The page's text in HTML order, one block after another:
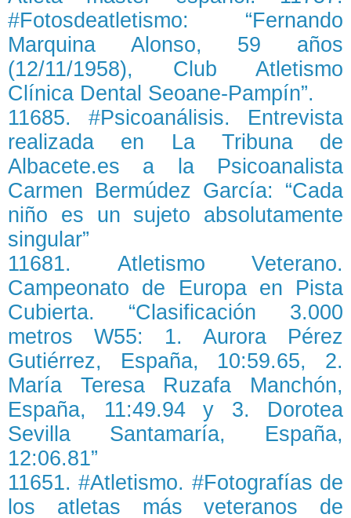
#Fotosdeatletismo: “Fernando
Marquina Alonso, 59 años
(12/11/1958), Club Atletismo
Clínica Dental Seoane-Pampín”.
11685. #Psicoanálisis. Entrevista
realizada en La Tribuna de
Albacete.es a la Psicoanalista
Carmen Bermúdez García: “Cada
niño es un sujeto absolutamente
singular”
11681. Atletismo Veterano.
Campeonato de Europa en Pista
Cubierta. “Clasificación 3.000
metros W55: 1. Aurora Pérez
Gutiérrez, España, 10:59.65, 2.
María Teresa Ruzafa Manchón,
España, 11:49.94 y 3. Dorotea
Sevilla Santamaría, España,
12:06.81”
11651. #Atletismo. #Fotografías de
los atletas más veteranos de